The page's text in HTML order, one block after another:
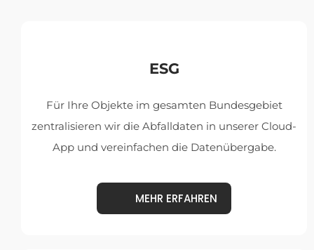
ESG
Für Ihre Objekte im gesamten Bundesgebiet
zentralisieren wir die Abfalldaten in unserer Cloud-
App und vereinfachen die Datenübergabe.
MEHR ERFAHREN